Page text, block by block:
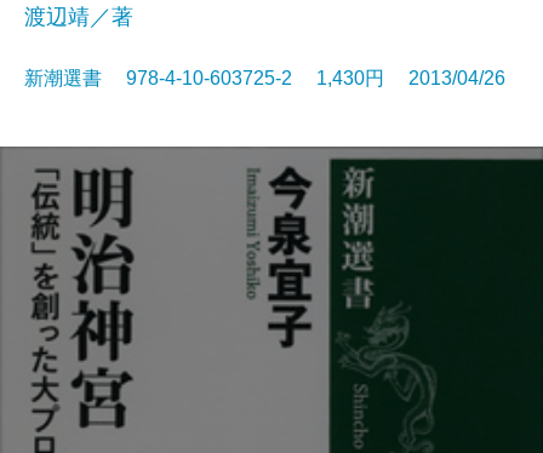
渡辺靖／著
新潮選書 978-4-10-603725-2 1,430円 2013/04/26